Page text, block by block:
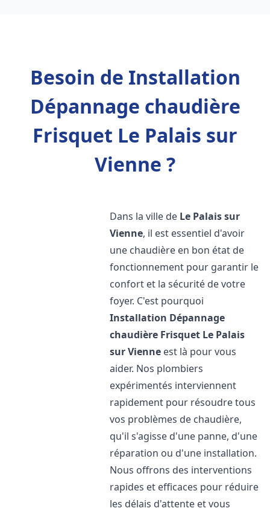
Besoin de Installation
Dépannage chaudière
Frisquet Le Palais sur
Vienne ?
Dans la ville de Le Palais sur
Vienne, il est essentiel d'avoir
une chaudière en bon état de
fonctionnement pour garantir le
confort et la sécurité de votre
foyer. C'est pourquoi
Installation Dépannage
chaudière Frisquet Le Palais
sur Vienne est là pour vous
aider. Nos plombiers
expérimentés interviennent
rapidement pour résoudre tous
vos problèmes de chaudière,
qu'il s'agisse d'une panne, d'une
réparation ou d'une installation.
Nous offrons des interventions
rapides et efficaces pour réduire
les délais d'attente et vous